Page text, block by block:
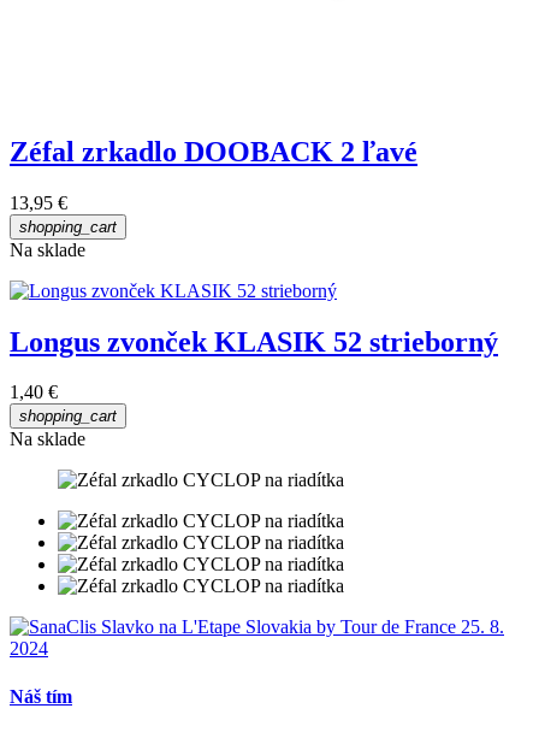
Zéfal zrkadlo DOOBACK 2 ľavé
13,95 €
shopping_cart
Na sklade
Longus zvonček KLASIK 52 strieborný
1,40 €
shopping_cart
Na sklade
Náš tím